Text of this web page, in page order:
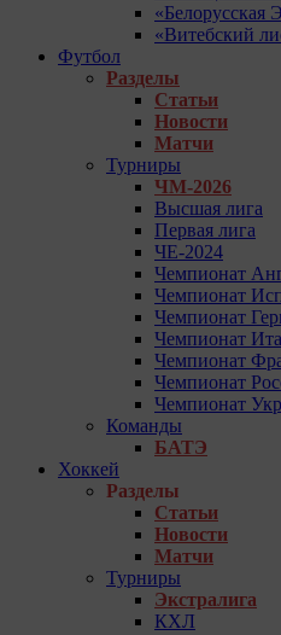
«Белорусская
«Витебский
Футбол
Разделы
Статьи
Новости
Матчи
Турниры
ЧМ-2026
Высшая лига
Первая лига
ЧЕ-2024
Чемпионат
Чемпионат
Чемпионат
Чемпионат
Чемпионат
Чемпионат
Чемпионат
Команды
БАТЭ
Хоккей
Разделы
Статьи
Новости
Матчи
Турниры
Экстралига
КХЛ